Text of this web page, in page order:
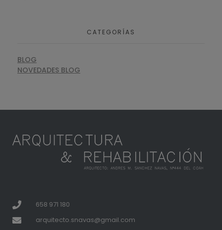
CATEGORÍAS
BLOG
NOVEDADES BLOG
658 971 180
arquitecto.snavas@gmail.com